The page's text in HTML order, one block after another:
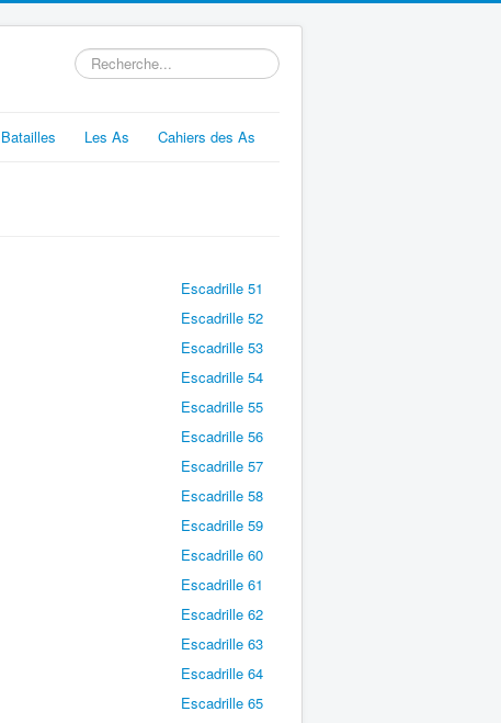
Rechercher
Batailles Les As Cahiers des As
Escadrille 51
Escadrille 52
Escadrille 53
Escadrille 54
Escadrille 55
Escadrille 56
Escadrille 57
Escadrille 58
Escadrille 59
Escadrille 60
Escadrille 61
Escadrille 62
Escadrille 63
Escadrille 64
Escadrille 65